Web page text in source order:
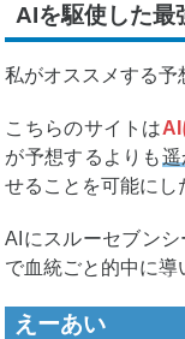
AIを駆使した最
私がオススメする予
こちらのサイトはAI
が予想するよりも
せることを可能にし
AIにスルーセブン
で血統ごと的中に導
えーあい